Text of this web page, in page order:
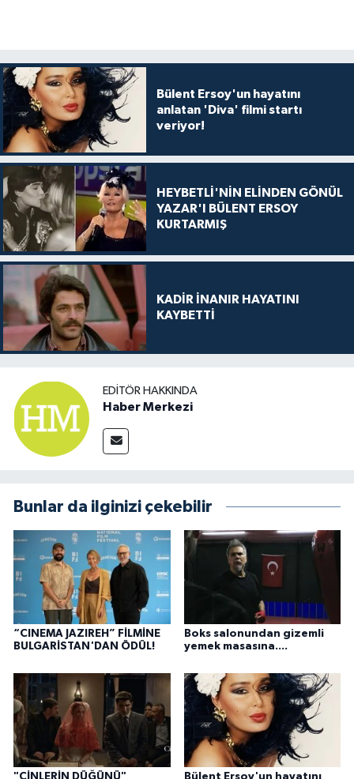
Bülent Ersoy'un hayatını
anlatan 'Diva' filmi startı
veriyor!
HEYBETLİ'NİN ELİNDEN GÖNÜL
YAZAR'I BÜLENT ERSOY
KURTARMIŞ
KADİR İNANIR HAYATINI
KAYBETTİ
EDITÖR HAKKINDA
Haber Merkezi
Bunlar da ilginizi çekebilir
“CINEMA JAZIREH” FİLMİNE
BULGARİSTAN'DAN ÖDÜL!
Boks salonundan gizemli
yemek masasına....
"CİNLERİN DÜĞÜNÜ"
Bülent Ersoy'un hayatını